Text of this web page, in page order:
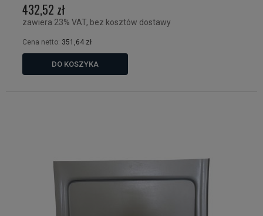
432,52 zł
zawiera 23% VAT, bez kosztów dostawy
Cena netto: 351,64 zł
DO KOSZYKA